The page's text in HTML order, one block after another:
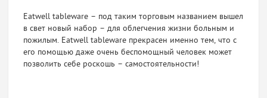
Eatwell tableware – под таким торговым названием вышел
в свет новый набор – для облегчения жизни больным и
пожилым. Eatwell tableware прекрасен именно тем, что с
его помощью даже очень беспомощный человек может
позволить себе роскошь – самостоятельности!